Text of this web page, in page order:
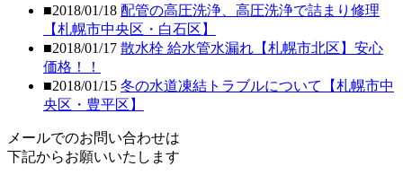
■2018/01/18 配管の高圧洗浄、高圧洗浄で詰まり修理
【札幌市中央区・白石区】
■2018/01/17 散水栓 給水管水漏れ【札幌市北区】安心
価格！！
■2018/01/15 冬の水道凍結トラブルについて【札幌市中
央区・豊平区】
メールでのお問い合わせは
下記からお願いいたします